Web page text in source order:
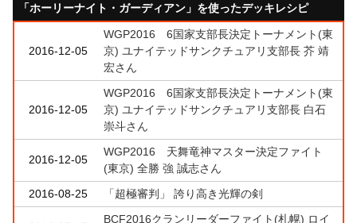
「ホーリーナイト・ガーディアン」を使ったデッキレシピ
2016-12-05
WGP2016 6国家支部長決定トーナメント(東
京) ユナイテッドサンクチュアリ支部長 芥 靖
宏さん
2016-12-05
WGP2016 6国家支部長決定トーナメント(東
京) ユナイテッドサンクチュアリ支部長 白石
崇斗さん
2016-12-05
WGP2016 天舞竜神マスター決定ファイト
(東京) 全勝 強 誠志さん
2016-08-25
「超極審判」 誇り高き光輝の剣
BCF2016クランリーダーファイト(札幌) ロイ